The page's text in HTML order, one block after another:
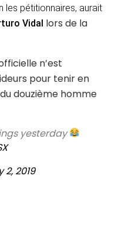
les pétitionnaires, aurait
Vidal lors de la
n’est
pour tenir en
douzième homme
yesterday
2, 2019